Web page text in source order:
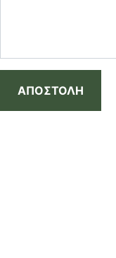
ΑΠΟΣΤΟΛΗ